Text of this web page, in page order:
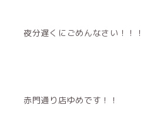
夜分遅くにごめんなさい！！！
赤門通り店ゆめです！！